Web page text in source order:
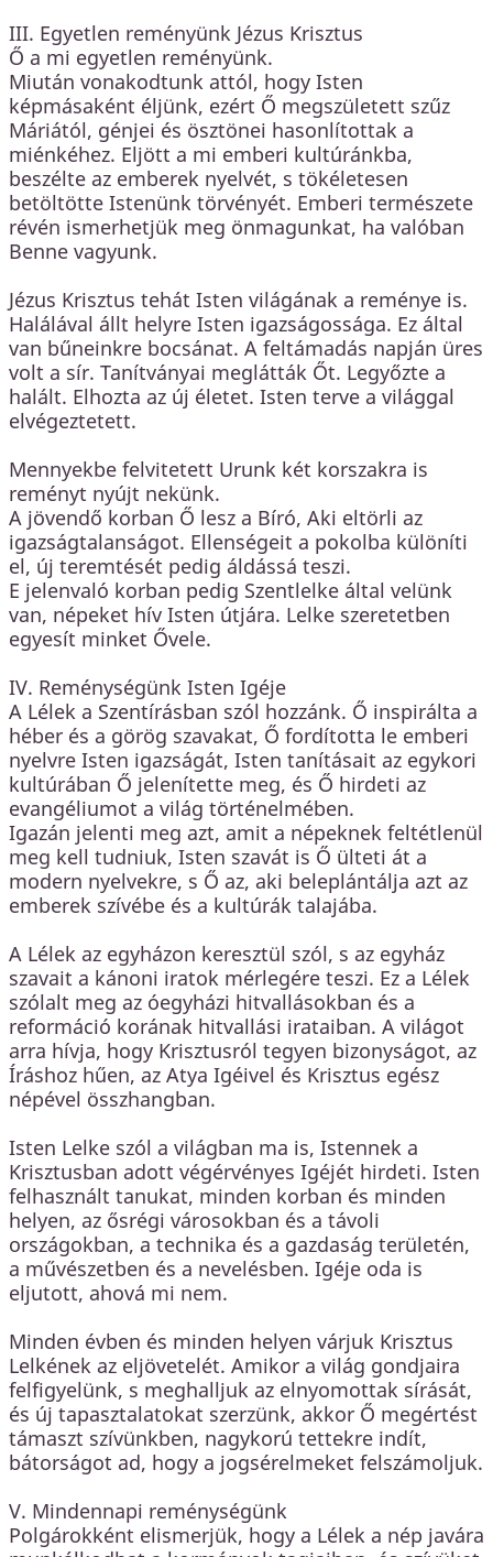
III. Egyetlen reményünk Jézus Krisztus
Ő a mi egyetlen reményünk.
Miután vonakodtunk attól, hogy Isten
képmásaként éljünk, ezért Ő megszületett szűz
Máriától, génjei és ösztönei hasonlítottak a
miénkéhez. Eljött a mi emberi kultúránkba,
beszélte az emberek nyelvét, s tökéletesen
betöltötte Istenünk törvényét. Emberi természete
révén ismerhetjük meg önmagunkat, ha valóban
Benne vagyunk.
Jézus Krisztus tehát Isten világának a reménye is.
Halálával állt helyre Isten igazságossága. Ez által
van bűneinkre bocsánat. A feltámadás napján üres
volt a sír. Tanítványai meglátták Őt. Legyőzte a
halált. Elhozta az új életet. Isten terve a világgal
elvégeztetett.
Mennyekbe felvitetett Urunk két korszakra is
reményt nyújt nekünk.
A jövendő korban Ő lesz a Bíró, Aki eltörli az
igazságtalanságot. Ellenségeit a pokolba különíti
el, új teremtését pedig áldássá teszi.
E jelenvaló korban pedig Szentlelke által velünk
van, népeket hív Isten útjára. Lelke szeretetben
egyesít minket Ővele.
IV. Reménységünk Isten Igéje
A Lélek a Szentírásban szól hozzánk. Ő inspirálta a
héber és a görög szavakat, Ő fordította le emberi
nyelvre Isten igazságát, Isten tanításait az egykori
kultúrában Ő jelenítette meg, és Ő hirdeti az
evangéliumot a világ történelmében.
Igazán jelenti meg azt, amit a népeknek feltétlenül
meg kell tudniuk, Isten szavát is Ő ülteti át a
modern nyelvekre, s Ő az, aki beleplántálja azt az
emberek szívébe és a kultúrák talajába.
A Lélek az egyházon keresztül szól, s az egyház
szavait a kánoni iratok mérlegére teszi. Ez a Lélek
szólalt meg az óegyházi hitvallásokban és a
reformáció korának hitvallási irataiban. A világot
arra hívja, hogy Krisztusról tegyen bizonyságot, az
Íráshoz hűen, az Atya Igéivel és Krisztus egész
népével összhangban.
Isten Lelke szól a világban ma is, Istennek a
Krisztusban adott végérvényes Igéjét hirdeti. Isten
felhasznált tanukat, minden korban és minden
helyen, az ősrégi városokban és a távoli
országokban, a technika és a gazdaság területén,
a művészetben és a nevelésben. Igéje oda is
eljutott, ahová mi nem.
Minden évben és minden helyen várjuk Krisztus
Lelkének az eljövetelét. Amikor a világ gondjaira
felfigyelünk, s meghalljuk az elnyomottak sírását,
és új tapasztalatokat szerzünk, akkor Ő megértést
támaszt szívünkben, nagykorú tettekre indít,
bátorságot ad, hogy a jogsérelmeket felszámoljuk.
V. Mindennapi reménységünk
Polgárokként elismerjük, hogy a Lélek a nép javára